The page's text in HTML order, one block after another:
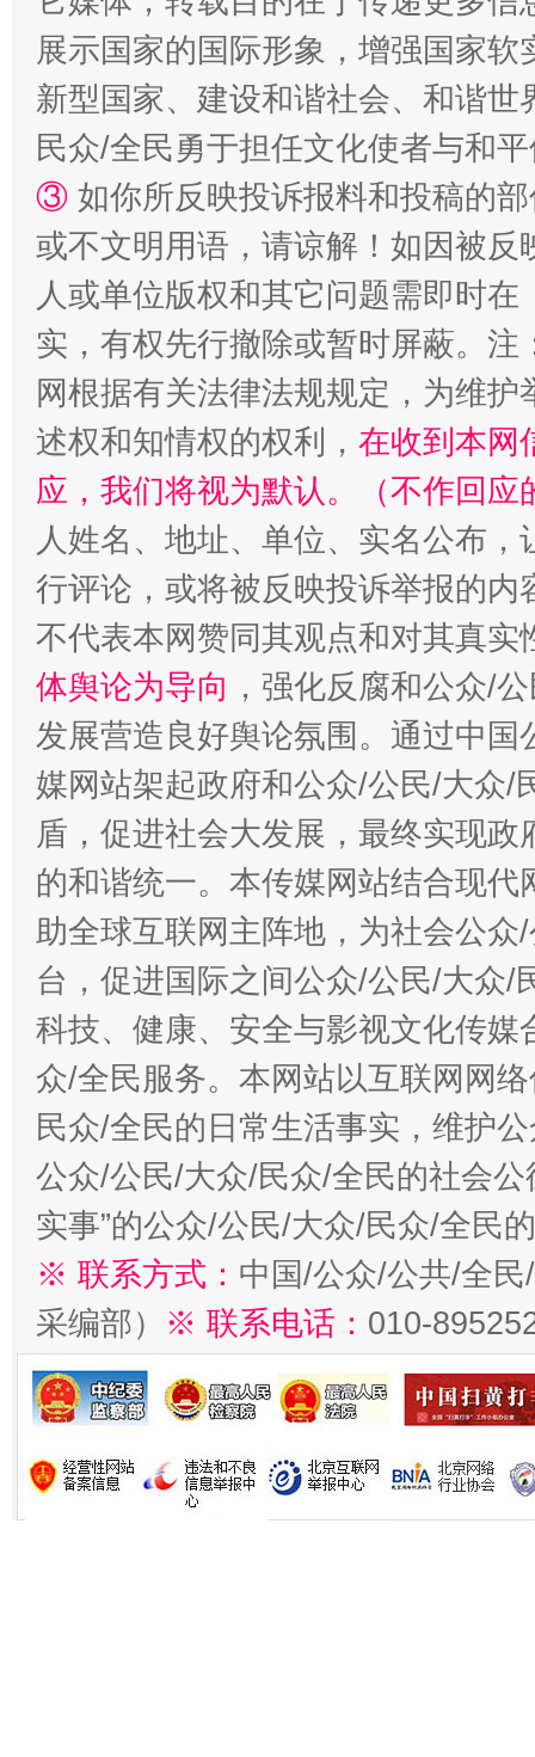
展示国家的国际形象，增强国家
新型国家、建设和谐社会、和谐
民众/全民勇于担任文化使者与和
③ 如你所反映投诉报料和投稿的
或不文明用语，请谅解！如因被
人或单位版权和其它问题需即时在
实，有权先行撤除或暂时屏蔽。
网根据有关法律法规规定，为维
述权和知情权的权利， 在收到本网
应，我们将视为默认。（不作回应
人姓名、地址、单位、实名公布
行评论，或将被反映投诉举报的
不代表本网赞同其观点和对其真实
体舆论为导向 ，强化反腐和公众/
发展营造良好舆论氛围。通过中
媒网站架起政府和公众/公民/大众/
盾，促进社会大发展，最终实现
的和谐统一。本传媒网站结合现
助全球互联网主阵地，为社会公
台，促进国际之间公众/公民/大众/
科技、健康、安全与影视文化传
众/全民服务。本网站以互联网网
民众/全民的日常生活事实，维护
公众/公民/大众/民众/全民的社会公
实事”的公众/公民/大众/民众/全民
※ 联系方式： 中国/公众/公共/全
采编部） ※ 联系电话： 010-